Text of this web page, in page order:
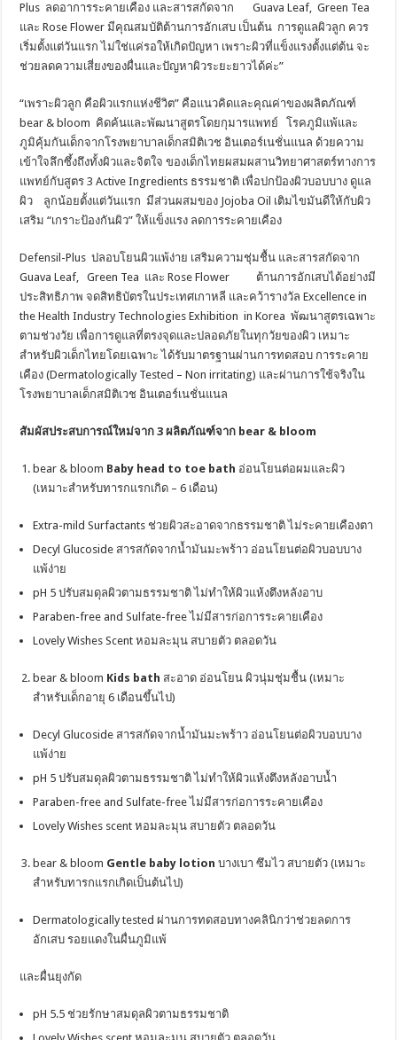
Plus ลดอาการระคายเคือง และสารสกัดจาก Guava Leaf, Green Tea
และ Rose Flower มีคุณสมบัติต้านการอักเสบ เป็นต้น การดูแลผิวลูก ควร
เริ่มตั้งแต่วันแรก ไม่ใช่แค่รอให้เกิดปัญหา เพราะผิวที่แข็งแรงตั้งแต่ต้น จะ
ช่วยลดความเสี่ยงของผื่นและปัญหาผิวระยะยาวได้ค่ะ”
“เพราะผิวลูก คือผิวแรกแห่งชีวิต” คือแนวคิดและคุณค่าของผลิตภัณฑ์
bear & bloom คิดค้นและพัฒนาสูตรโดยกุมารแพทย์ โรคภูมิแพ้และ
ภูมิคุ้มกันเด็กจากโรงพยาบาลเด็กสมิติเวช อินเตอร์เนชั่นแนล ด้วยความ
เข้าใจลึกซึ้งถึงทั้งผิวและจิตใจ ของเด็กไทยผสมผสานวิทยาศาสตร์ทางการ
แพทย์กับสูตร 3 Active Ingredients ธรรมชาติ เพื่อปกป้องผิวบอบบาง ดูแล
ผิว ลูกน้อยตั้งแต่วันแรก มีส่วนผสมของ Jojoba Oil เติมไขมันดีให้กับผิว
เสริม “เกราะป้องกันผิว” ให้แข็งแรง ลดการระคายเคือง
Defensil-Plus ปลอบโยนผิวแพ้ง่าย เสริมความชุ่มชื้น และสารสกัดจาก
Guava Leaf, Green Tea และ Rose Flower ต้านการอักเสบได้อย่างมี
ประสิทธิภาพ จดสิทธิบัตรในประเทศเกาหลี และคว้ารางวัล Excellence in
the Health Industry Technologies Exhibition in Korea พัฒนาสูตรเฉพาะ
ตามช่วงวัย เพื่อการดูแลที่ตรงจุดและปลอดภัยในทุกวัยของผิว เหมาะ
สำหรับผิวเด็กไทยโดยเฉพาะ ได้รับมาตรฐานผ่านการทดสอบ การระคาย
เคือง (Dermatologically Tested – Non irritating) และผ่านการใช้จริงใน
โรงพยาบาลเด็กสมิติเวช อินเตอร์เนชั่นแนล
สัมผัสประสบการณ์ใหม่จาก 3 ผลิตภัณฑ์จาก bear & bloom
bear & bloom Baby head to toe bath อ่อนโยนต่อผมและผิว
(เหมาะสำหรับทารกแรกเกิด – 6 เดือน)
Extra-mild Surfactants ช่วยผิวสะอาดจากธรรมชาติ ไม่ระคายเคืองตา
Decyl Glucoside สารสกัดจากน้ำมันมะพร้าว อ่อนโยนต่อผิวบอบบาง
แพ้ง่าย
pH 5 ปรับสมดุลผิวตามธรรมชาติ ไม่ทำให้ผิวแห้งตึงหลังอาบ
Paraben-free and Sulfate-free ไม่มีสารก่อการระคายเคือง
Lovely Wishes Scent หอมละมุน สบายตัว ตลอดวัน
bear & bloom Kids bath สะอาด อ่อนโยน ผิวนุ่มชุ่มชื้น (เหมาะ
สำหรับเด็กอายุ 6 เดือนขึ้นไป)
Decyl Glucoside สารสกัดจากน้ำมันมะพร้าว อ่อนโยนต่อผิวบอบบาง
แพ้ง่าย
pH 5 ปรับสมดุลผิวตามธรรมชาติ ไม่ทำให้ผิวแห้งตึงหลังอาบน้ำ
Paraben-free and Sulfate-free ไม่มีสารก่อการระคายเคือง
Lovely Wishes scent หอมละมุน สบายตัว ตลอดวัน
bear & bloom Gentle baby lotion บางเบา ซึมไว สบายตัว (เหมาะ
สำหรับทารกแรกเกิดเป็นต้นไป)
Dermatologically tested ผ่านการทดสอบทางคลินิกว่าช่วยลดการ
อักเสบ รอยแดงในผื่นภูมิแพ้
และผื่นยุงกัด
pH 5.5 ช่วยรักษาสมดุลผิวตามธรรมชาติ